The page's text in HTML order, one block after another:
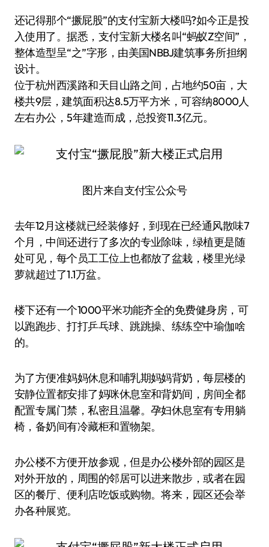
还记得那个“撅屁股”的支付宝新大楼吗?如今正是投
入使用了。据悉，支付宝新大楼名叫“蚂蚁Z空间”，
整体造型呈“之”字形，由美国NBBJ建筑事务所担纲
设计。
位于杭州西溪路和天目山路之间，占地约50亩，大
楼共9层，建筑面积达8.5万平方米，可容纳8000人
左右办公，5年建造而成，总投资11.3亿元。
图片来自支付宝公众号
去年12月这楼就已经装修好，到现在已经通风散味7
个月，中间还进行了多次的专业除味，绿植更是随
处可见，每个员工工位上也都放了盆栽，楼里光绿
萝就超过了1.1万盆。
楼下还有一个1000平米功能齐全的免费健身房，可
以跑跑步、打打乒乓球、跳跳操、练练空中瑜伽啥
的。
为了方便准妈妈休息和哺乳期妈妈背奶，每层楼的
安静位置都安排了妈咪休息室和背奶间，房间全都
配置专属门禁，私密且温馨。孕妇休息室有专用躺
椅，备奶间有冷藏柜和置物架。
办公楼不方便开放参观，但是办公楼外部的园区是
对外开放的，周围的邻居可以进来散步，或者在园
区的餐厅、便利店吃饭或购物。将来，园区还会举
办各种展览。